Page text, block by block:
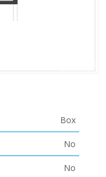
Box
No
No